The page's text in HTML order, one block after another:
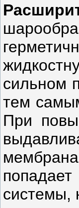
сильном
тем
При
системы,